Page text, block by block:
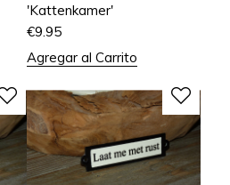
'Kattenkamer'
€9.95
Agregar al Carrito